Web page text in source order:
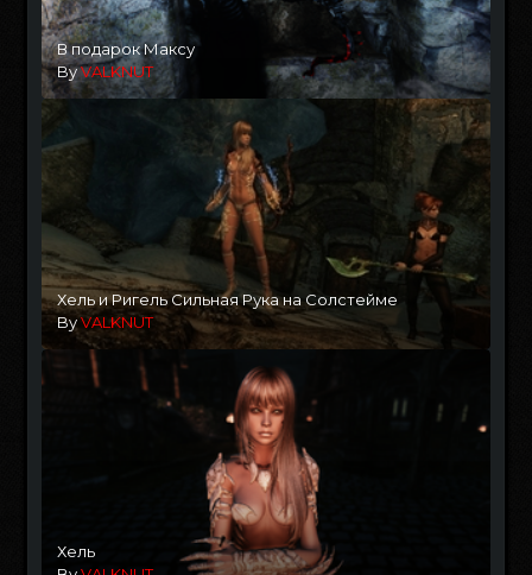
В подарок Максу
ByVALKNUT
Хель и Ригель Сильная Рука на Солстейме
ByVALKNUT
Хель